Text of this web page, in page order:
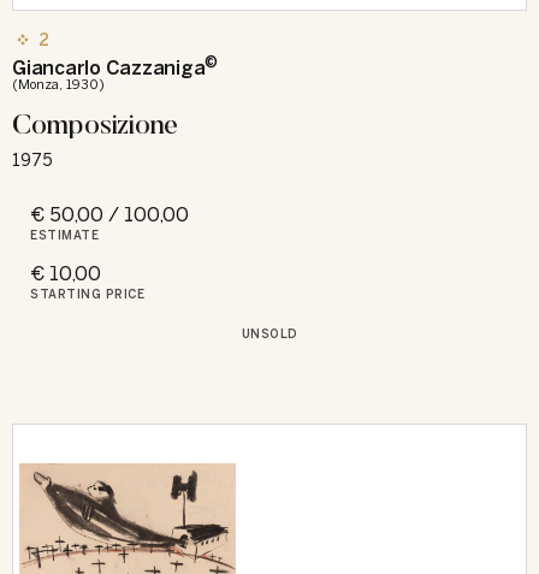
2
Giancarlo Cazzaniga©
(Monza, 1930)
Composizione
1975
€ 50,00 / 100,00
ESTIMATE
€ 10,00
STARTING PRICE
UNSOLD